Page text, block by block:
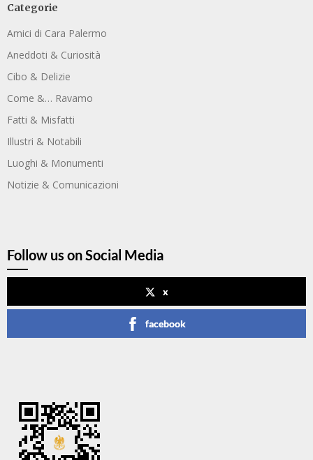
Categorie
Amici di Cara Palermo
Aneddoti & Curiosità
Cibo & Delizie
Come &… Ravamo
Fatti & Misfatti
Illustri & Notabili
Luoghi & Monumenti
Notizie & Comunicazioni
Follow us on Social Media
x
facebook